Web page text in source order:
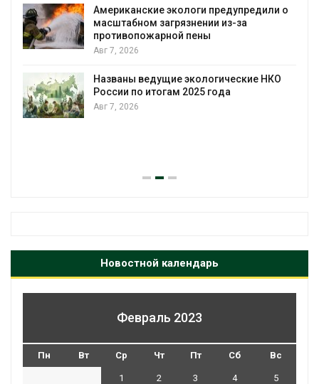
Американские экологи предупредили о
масштабном загрязнении из-за
противопожарной пены
Авг 7, 2026
Названы ведущие экологические НКО
России по итогам 2025 года
Авг 7, 2026
Новостной календарь
Февраль 2023
Пн Вт Ср Чт Пт Сб Вс
1 2 3 4 5